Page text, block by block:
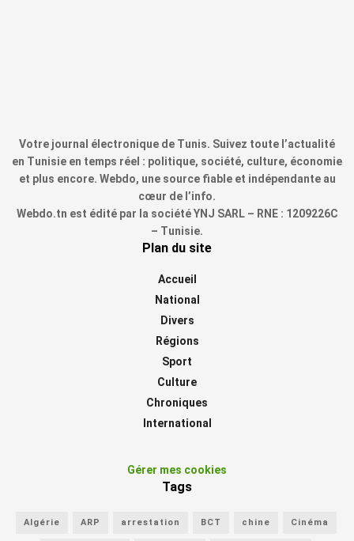
Votre journal électronique de Tunis. Suivez toute l’actualité
en Tunisie en temps réel : politique, société, culture, économie
et plus encore. Webdo, une source fiable et indépendante au
cœur de l’info.
Webdo.tn est édité par la société YNJ SARL – RNE : 1209226C
– Tunisie.
Plan du site
Accueil
National
Divers
Régions
Sport
Culture
Chroniques
International
Gérer mes cookies
Tags
Algérie ARP arrestation BCT chine Cinéma